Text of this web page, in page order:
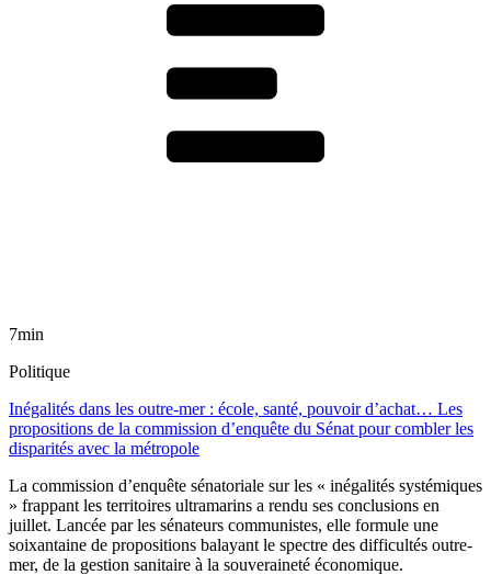
7min
Politique
Inégalités dans les outre-mer : école, santé, pouvoir d’achat… Les
propositions de la commission d’enquête du Sénat pour combler les
disparités avec la métropole
La commission d’enquête sénatoriale sur les « inégalités systémiques
» frappant les territoires ultramarins a rendu ses conclusions en
juillet. Lancée par les sénateurs communistes, elle formule une
soixantaine de propositions balayant le spectre des difficultés outre-
mer, de la gestion sanitaire à la souveraineté économique.